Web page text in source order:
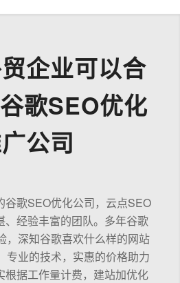
企业可以合
歌SEO优化
公司
谷歌SEO优化公司，云点SEO
、经验丰富的团队。多年谷歌
，深知谷歌喜欢什么样的网站
专业的技术，实惠的价格助力
根据工作量计费，建站加优化